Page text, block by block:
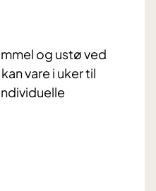
og ustø ved
vare i uker til